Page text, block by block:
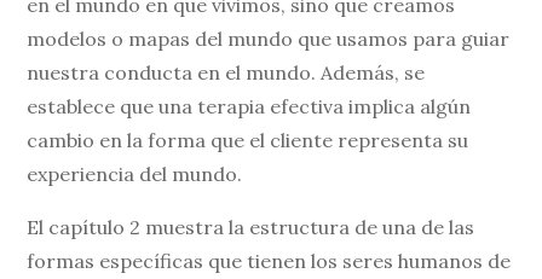
modelos o mapas del mundo que usamos para guiar
nuestra conducta en el mundo. Además, se
establece que una terapia efectiva implica algún
cambio en la forma que el cliente representa su
experiencia del mundo.
El capítulo 2 muestra la estructura de una de las
formas específicas que tienen los seres humanos de